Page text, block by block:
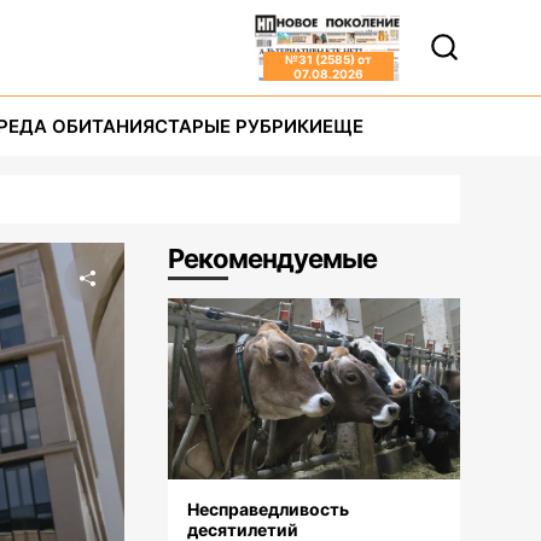
№31 (2585) от
07.08.2026
ОБИТАНИЯСТАРЫЕ РУБРИКИЕЩЕ
Рекомендуемые
Несправедливость
десятилетий